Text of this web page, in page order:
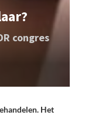
congres
Het